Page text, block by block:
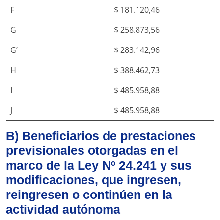
F
$ 181.120,46
G
$ 258.873,56
G’
$ 283.142,96
H
$ 388.462,73
I
$ 485.958,88
J
$ 485.958,88
B) Beneficiarios de prestaciones
previsionales otorgadas en el
marco de la Ley Nº 24.241 y sus
modificaciones, que ingresen,
reingresen o continúen en la
actividad autónoma